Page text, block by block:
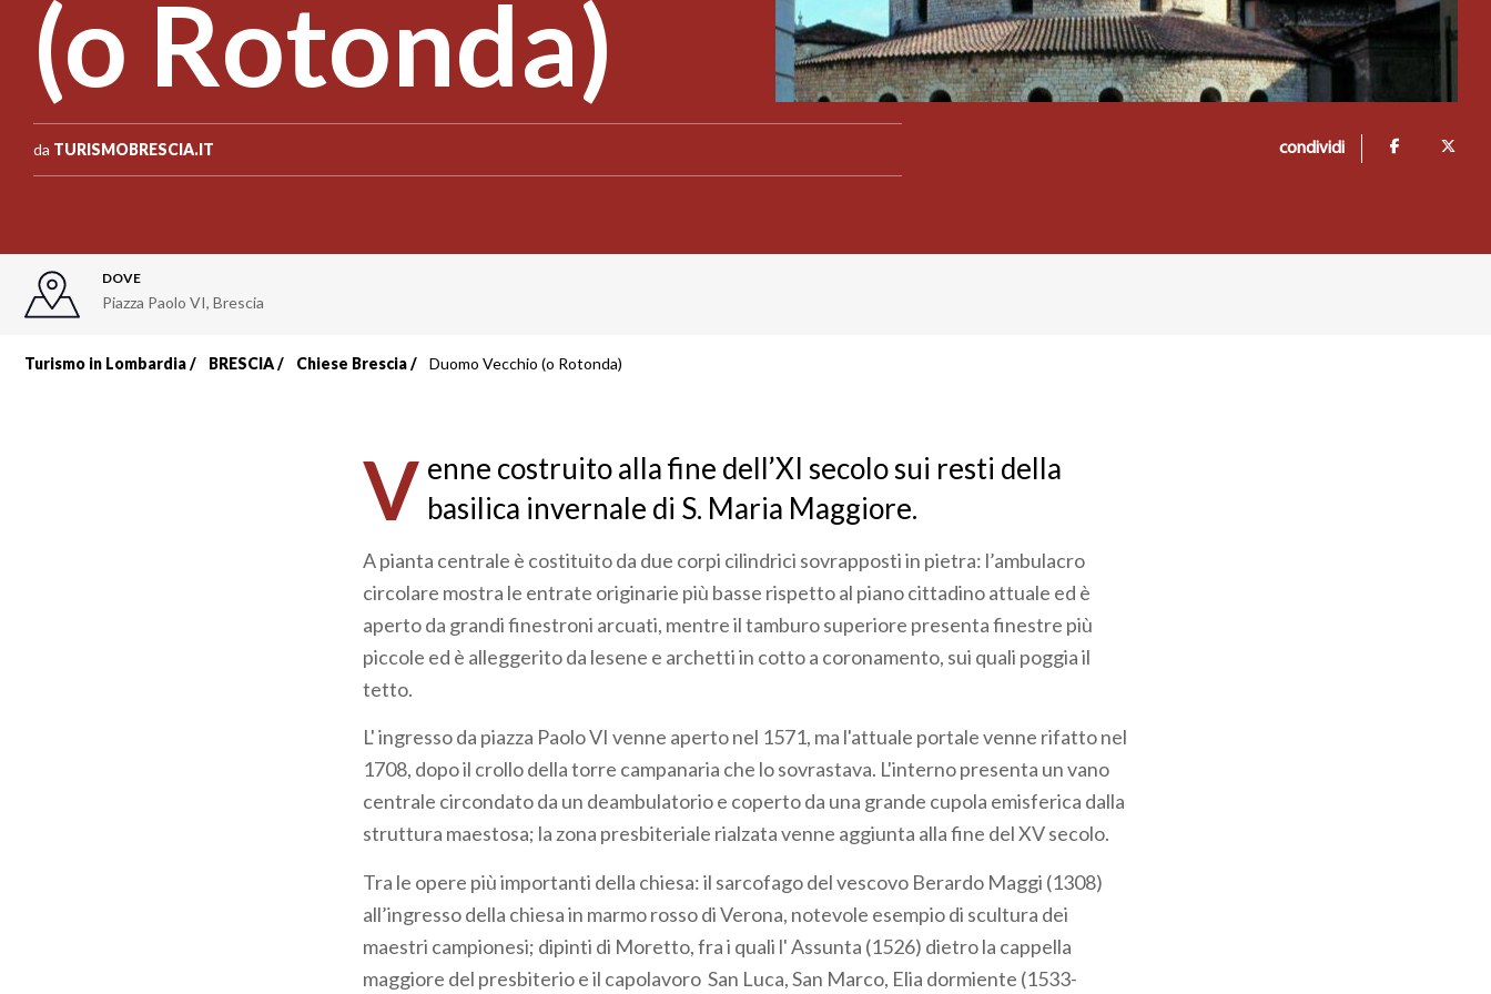
(o Rotonda)
da TURISMOBRESCIA.IT condividi
DOVE
Piazza Paolo VI, Brescia
Turismo in Lombardia BRESCIA Chiese Brescia Duomo Vecchio (o Rotonda)
V enne costruito alla fine dell’XI secolo sui resti della
basilica invernale di S. Maria Maggiore.
A pianta centrale è costituito da due corpi cilindrici sovrapposti in pietra: l’ambulacro
circolare mostra le entrate originarie più basse rispetto al piano cittadino attuale ed è
aperto da grandi finestroni arcuati, mentre il tamburo superiore presenta finestre più
piccole ed è alleggerito da lesene e archetti in cotto a coronamento, sui quali poggia il
tetto.
L' ingresso da piazza Paolo VI venne aperto nel 1571, ma l'attuale portale venne rifatto nel
1708, dopo il crollo della torre campanaria che lo sovrastava. L'interno presenta un vano
centrale circondato da un deambulatorio e coperto da una grande cupola emisferica dalla
struttura maestosa; la zona presbiteriale rialzata venne aggiunta alla fine del XV secolo.
Tra le opere più importanti della chiesa: il sarcofago del vescovo Berardo Maggi (1308)
all’ingresso della chiesa in marmo rosso di Verona, notevole esempio di scultura dei
maestri campionesi; dipinti di Moretto, fra i quali l' Assunta (1526) dietro la cappella
maggiore del presbiterio e il capolavoro San Luca, San Marco, Elia dormiente (1533-